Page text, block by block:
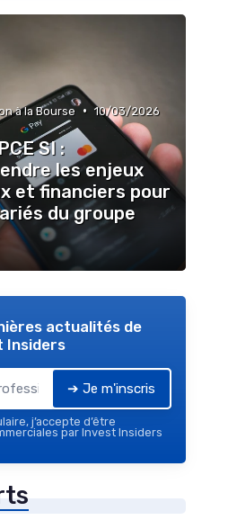
à la Bourse • 10/03/2026
SI :
les enjeux
et financiers pour
du groupe
actualités de
Insiders
➔ Je m'inscris
j’accepte d’être
par Invest Insiders